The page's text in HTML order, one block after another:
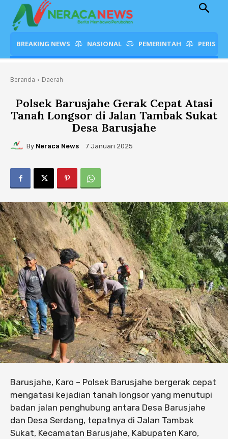
BREAKING NEWS NASIONAL PEMERINTAH
Beranda Daerah
Polsek Barusjahe Gerak Cepat Atasi
Tanah Longsor di Jalan Tambak Sukat
Desa Barusjahe
By Neraca News 7 Januari 2025
Barusjahe, Karo – Polsek Barusjahe bergerak cepat
mengatasi kejadian tanah longsor yang menutupi
badan jalan penghubung antara Desa Barusjahe
dan Desa Serdang, tepatnya di Jalan Tambak
Sukat, Kecamatan Barusjahe, Kabupaten Karo,